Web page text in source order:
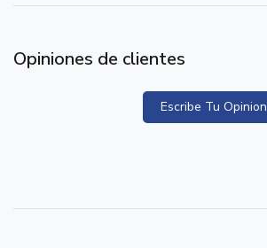
Opiniones de clientes
Escribe Tu Opinion